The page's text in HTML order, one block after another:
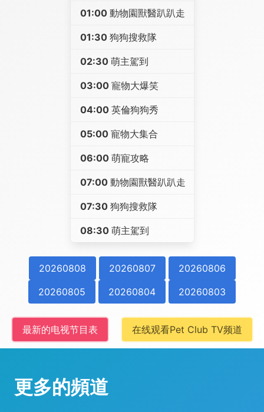
01:00 動物園獸醫趴趴走
01:30 狗狗搜救隊
02:30 萌主駕到
03:00 寵物大爆笑
04:00 英倫狗狗秀
05:00 寵物大集合
06:00 萌寵攻略
07:00 動物園獸醫趴趴走
07:30 狗狗搜救隊
08:30 萌主駕到
20260808 20260807
20260806
20260805
20260804 20260803
最新的电视节目表 在线观看Pet Club TV频道
更多的頻道